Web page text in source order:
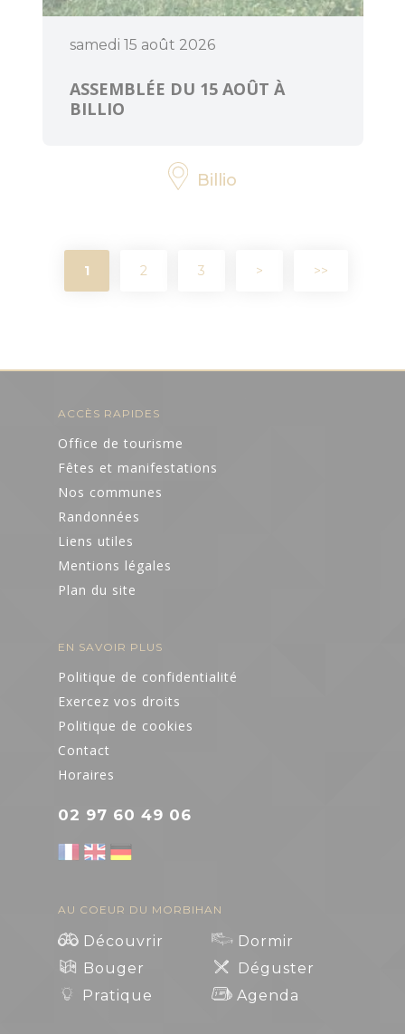
samedi 15 août 2026
ASSEMBLÉE DU 15 AOÛT À
BILLIO
Billio
1 2 3 > >>
ACCÈS RAPIDES
Office de tourisme
Fêtes et manifestations
Nos communes
Randonnées
Liens utiles
Mentions légales
Plan du site
EN SAVOIR PLUS
Politique de confidentialité
Exercez vos droits
Politique de cookies
Contact
Horaires
02 97 60 49 06
AU COEUR DU MORBIHAN
Découvrir
Dormir
Bouger
Déguster
Pratique
Agenda